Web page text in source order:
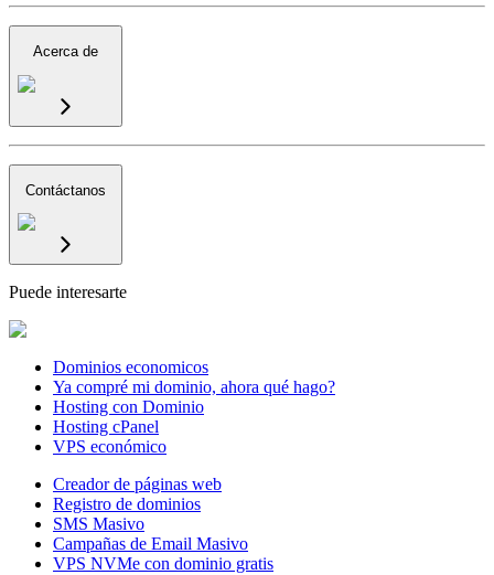
Acerca de
Contáctanos
Puede interesarte
Dominios economicos
Ya compré mi dominio, ahora qué hago?
Hosting con Dominio
Hosting cPanel
VPS económico
Creador de páginas web
Registro de dominios
SMS Masivo
Campañas de Email Masivo
VPS NVMe con dominio gratis